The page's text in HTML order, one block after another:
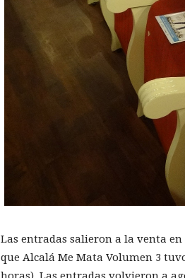
Las entradas salieron a la venta
que Alcalá Me Mata Volumen 3